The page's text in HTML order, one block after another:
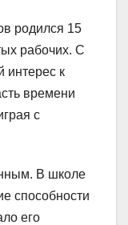
родился 15
рабочих. С
интерес к
времени
с
В школе
способности
его